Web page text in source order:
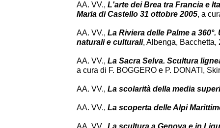
AA. VV., L'arte dei Brea tra Francia e
Maria di Castello 31 ottobre 2005, a
AA. VV., La Riviera delle Palme a
naturali e culturali, Albenga, Bacchetta,
AA. VV., La Sacra Selva. Scultura
a cura di F. BOGGERO e P. DONATI,
AA. VV., La scolarità della media
AA. VV., La scoperta delle Alpi
AA. VV., La scultura a Genova e in